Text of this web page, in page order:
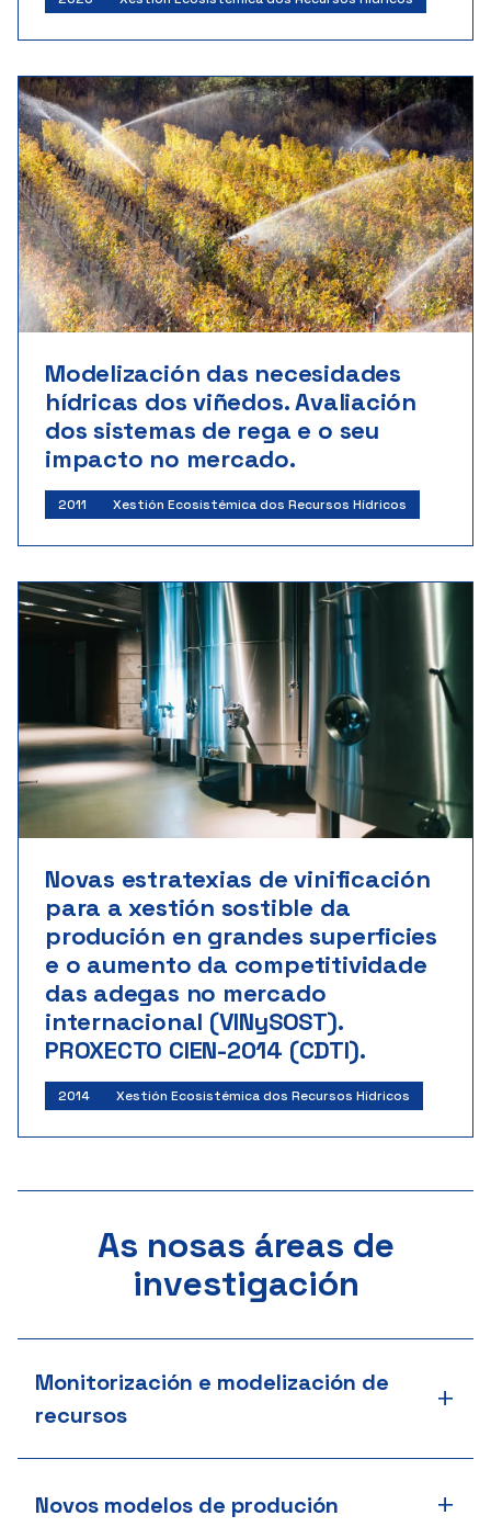
Ministerio de Ciencia e Innovación
Inicio: 06/2020 | Fin: 06/2023
Modelización das necesidades
hídricas dos viñedos. Avaliación
dos sistemas de rega e o seu
impacto no mercado.
Investigador principal:Javier Jose Cancela Barrio
Instituto Nacional de Investigación e Tecnoloxía
Agraria e Alimentaria
Importe: 70.008 €
2011 Xestión Ecosistémica dos Recursos Hídricos
Novas estratexias de vinificación
para a xestión sostible da
produción en grandes superficies
e o aumento da competitividade
das adegas no mercado
internacional (VINySOST).
PROXECTO CIEN-2014 (CDTI).
Investigador principal:Javier Jose Cancela Barrio
Centro para o Desenvolvemento Tecnolóxico
Industrial
2014 Xestión Ecosistémica dos Recursos Hídricos
As nosas áreas de
investigación
Monitorización e modelización de
recursos
+
Novos modelos de produción +